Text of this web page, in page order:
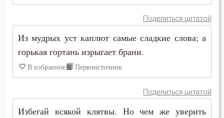
Будущее
Ведение
Вечные муки
Исаак Сирин Ниневийский
Макарий Великий
Поделиться цитатой
Из мудрых уст каплют самые сладкие слова; а
горькая гортань изрыгает брани.
В избранное Первоисточник
Поделиться цитатой
Избегай всякой клятвы. Но чем же уверить